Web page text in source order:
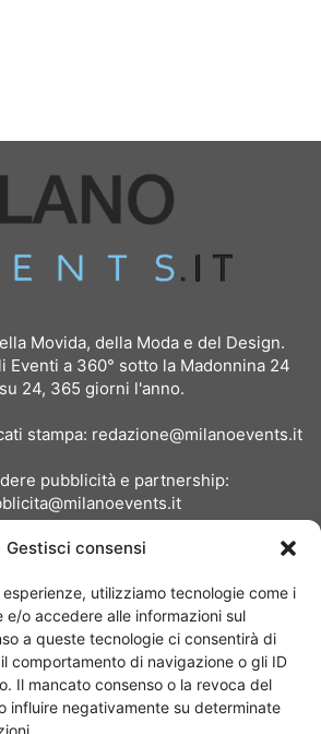
Gestisci consensi
utilizziamo tecnologie come i
e/o accedere alle informazioni sul
a queste tecnologie ci consentirà di
comportamento di navigazione o gli ID
Il mancato consenso o la revoca del
influire negativamente su determinate
Movida, della Moda e del Design.
Eventi a 360° sotto la Madonnina 24
24, 365 giorni l'anno.
stampa: redazione@milanoevents.it
pubblicità e partnership: